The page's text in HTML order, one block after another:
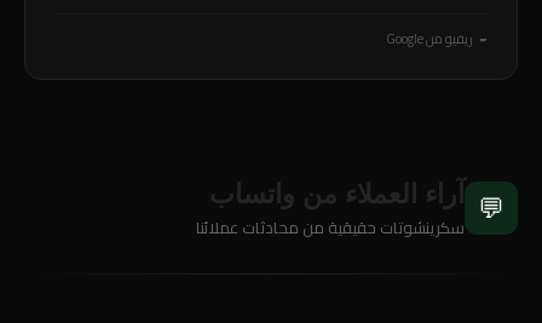
ريفيو من Google
💬 آراء العملاء من واتساب
سكرينشوتات حقيقية من محادثات عملائنا